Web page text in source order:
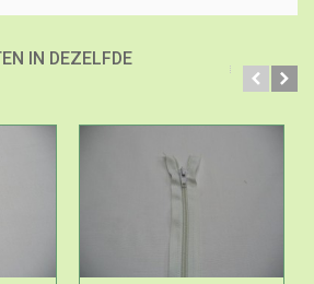
IN DEZELFDE